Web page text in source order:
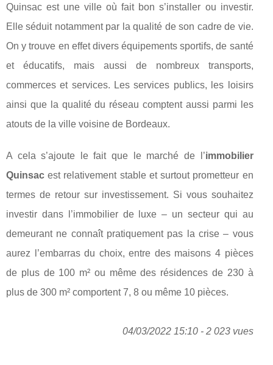
Quinsac est une ville où fait bon s’installer ou investir.
Elle séduit notamment par la qualité de son cadre de vie.
On y trouve en effet divers équipements sportifs, de santé
et éducatifs, mais aussi de nombreux transports,
commerces et services. Les services publics, les loisirs
ainsi que la qualité du réseau comptent aussi parmi les
atouts de la ville voisine de Bordeaux.
A cela s’ajoute le fait que le marché de l’immobilier
Quinsac est relativement stable et surtout prometteur en
termes de retour sur investissement. Si vous souhaitez
investir dans l’immobilier de luxe – un secteur qui au
demeurant ne connaît pratiquement pas la crise – vous
aurez l’embarras du choix, entre des maisons 4 pièces
de plus de 100 m² ou même des résidences de 230 à
plus de 300 m² comportent 7, 8 ou même 10 pièces.
04/03/2022 15:10 - 2 023 vues